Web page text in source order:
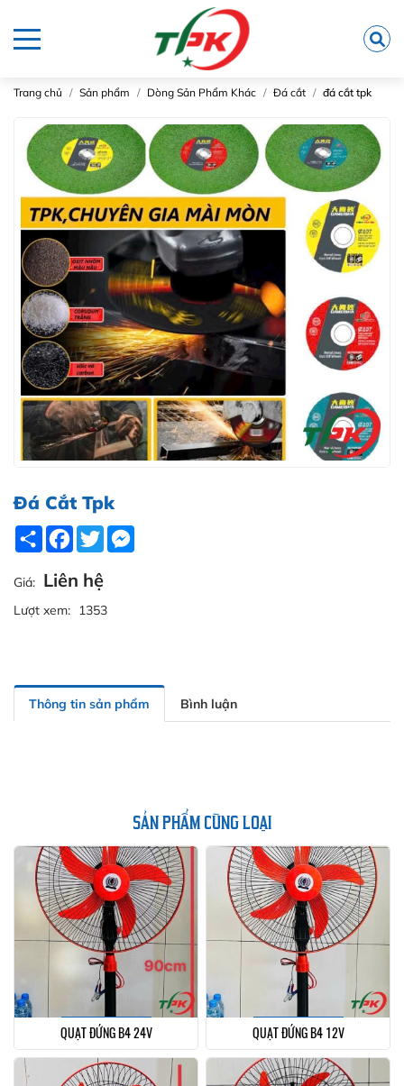
Trang chủ Sản phẩm Dòng Sản Phẩm Khác Đá cắt đá cắt tpk
Đá Cắt Tpk
Share Facebook
Twitter
Giá: Liên hệ
Lượt xem: 1353
Thông tin sản phẩm Bình luận
SẢN PHẨM CÙNG LOẠI
QUẠT ĐỨNG B4 24V QUẠT ĐỨNG B4 12V